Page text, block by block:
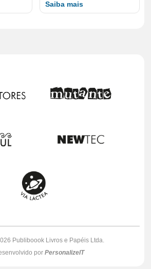
Saiba mais
Publiboook Livros e Papéis Ltda.
por PersonalizeIT